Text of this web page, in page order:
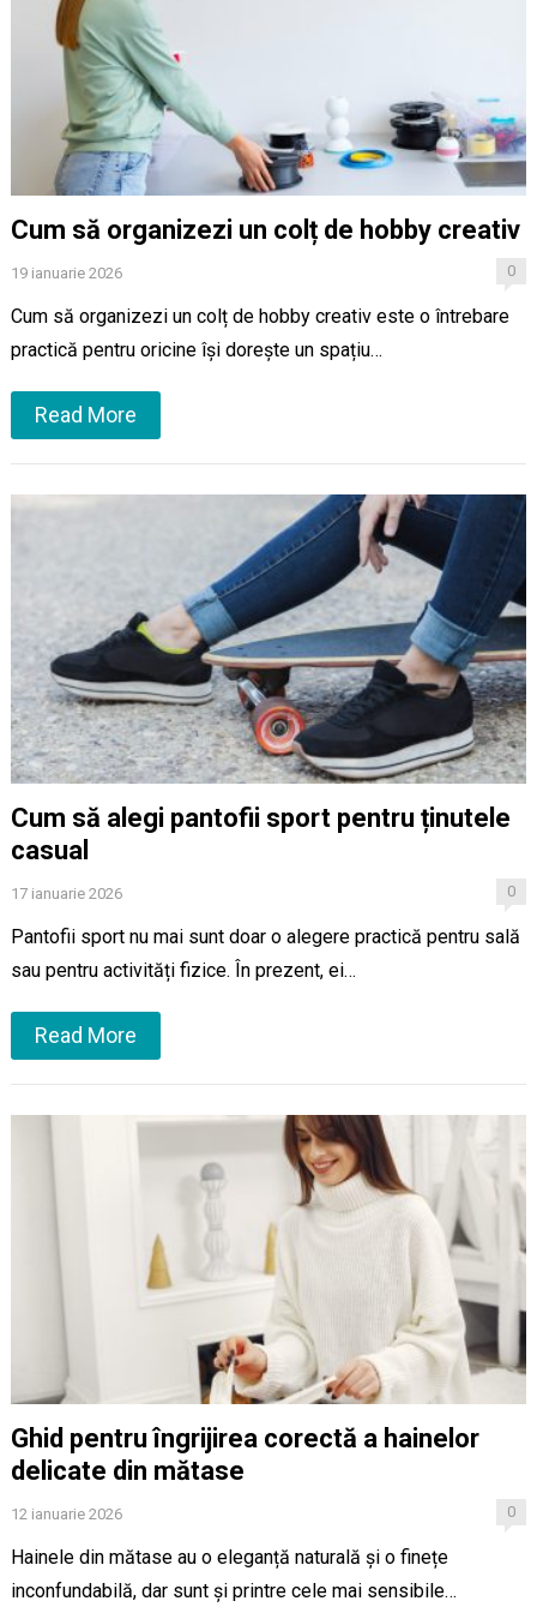
Cum să organizezi un colț de hobby creativ
19 ianuarie 2026 0
Cum să organizezi un colț de hobby creativ este o întrebare
practică pentru oricine își dorește un spațiu…
Read More
Cum să alegi pantofii sport pentru ținutele
casual
17 ianuarie 2026 0
Pantofii sport nu mai sunt doar o alegere practică pentru sală
sau pentru activități fizice. În prezent, ei…
Read More
Ghid pentru îngrijirea corectă a hainelor
delicate din mătase
12 ianuarie 2026 0
Hainele din mătase au o eleganță naturală și o finețe
inconfundabilă, dar sunt și printre cele mai sensibile…